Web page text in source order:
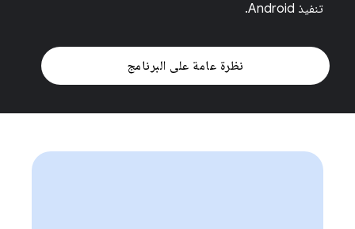
تنفيذ Android.
نظرة عامة على البرنامج